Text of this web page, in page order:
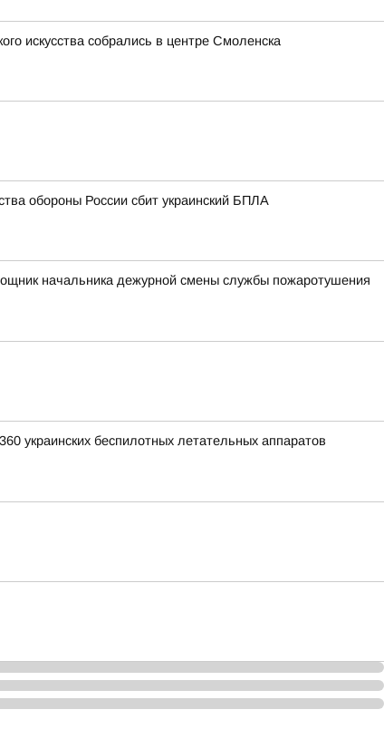
искусства собрались в центре Смоленска
обороны России сбит украинский БПЛА
начальника дежурной смены службы пожаротушения
украинских беспилотных летательных аппаратов